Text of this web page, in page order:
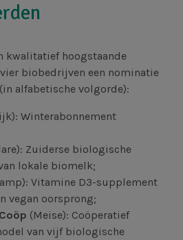
kwalitatief hoogstaande
biobedrijven een nominatie
alfabetische volgorde):
Winterabonnement
Zuiderse biologische
lokale biomelk;
Vitamine D3-supplement
vegan oorsprong;
(Meise): Coöperatief
van vijf biologische